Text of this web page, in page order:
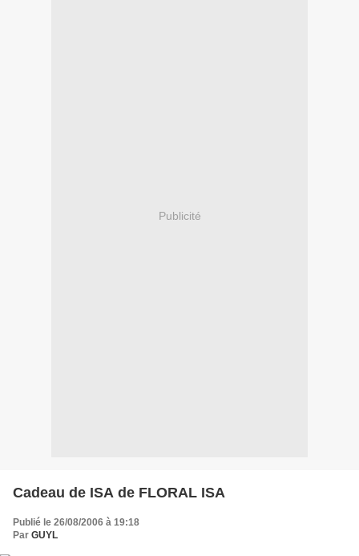
Publicité
Cadeau de ISA de FLORAL ISA
Publié le 26/08/2006 à 19:18
Par GUYL